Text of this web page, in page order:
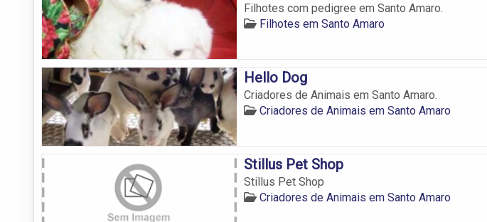
Filhotes com pedigree em Santo Amaro.
Filhotes em Santo Amaro
Hello Dog
Criadores de Animais em Santo Amaro.
Criadores de Animais em Santo Amaro
Stillus Pet Shop
Stillus Pet Shop
Criadores de Animais em Santo Amaro